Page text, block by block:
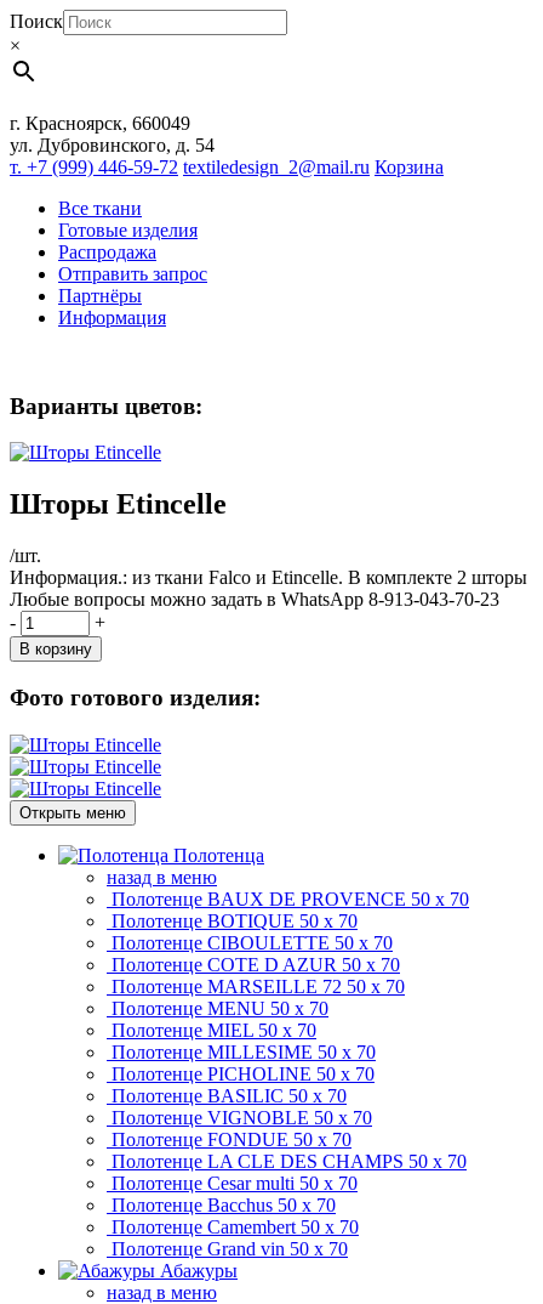
Поиск
×
г. Красноярск, 660049
ул. Дубровинского, д. 54
т. +7 (999) 446-59-72 textiledesign_2@mail.ru Корзина
Все ткани
Готовые изделия
Распродажа
Отправить запрос
Партнёры
Информация
Варианты цветов:
Шторы Etincelle
/шт.
Информация.: из ткани Falco и Etincelle. В комплекте 2 шторы
Любые вопросы можно задать в WhatsApp 8-913-043-70-23
-
+
В корзину
Фото готового изделия:
Открыть меню
Полотенца
назад в меню
Полотенце BAUX DE PROVENCE 50 х 70
Полотенце BOTIQUE 50 х 70
Полотенце CIBOULETTE 50 х 70
Полотенце COTE D AZUR 50 х 70
Полотенце MARSEILLE 72 50 х 70
Полотенце MENU 50 х 70
Полотенце MIEL 50 х 70
Полотенце MILLESIME 50 х 70
Полотенце PICHOLINE 50 х 70
Полотенце BASILIC 50 х 70
Полотенце VIGNOBLE 50 х 70
Полотенце FONDUE 50 х 70
Полотенце LA CLE DES CHAMPS 50 х 70
Полотенце Cesar multi 50 х 70
Полотенце Bacchus 50 х 70
Полотенце Camembert 50 х 70
Полотенце Grand vin 50 х 70
Абажуры
назад в меню